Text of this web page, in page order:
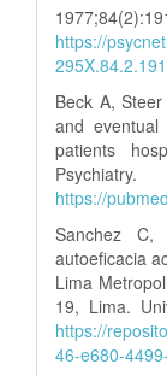
https://
295X.84.2.191
Beck A,
and
patients
https://
Sanchez C,
autoeficacia
Lima
19, Lima.
https://
46-e680-